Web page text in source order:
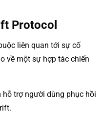
Protocol
liên quan tới sự cố
về một sự hợp tác chiến
hỗ trợ người dùng phục hồi